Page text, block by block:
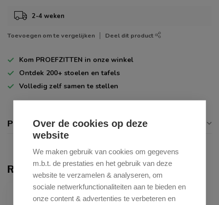
Over de cookies op deze
website
We maken gebruik van cookies om gegevens
m.b.t. de prestaties en het gebruik van deze
website te verzamelen & analyseren, om
sociale netwerkfunctionaliteiten aan te bieden en
onze content & advertenties te verbeteren en
2-4 weken
Toevoegen om te vergelijken Deel dit product
Kom PROEFZITTEN in onze winkel
Ontdek 200+ stoelen en tafels
Volledig zelf samen te stellen
Productomschrijving
Recent bekeken